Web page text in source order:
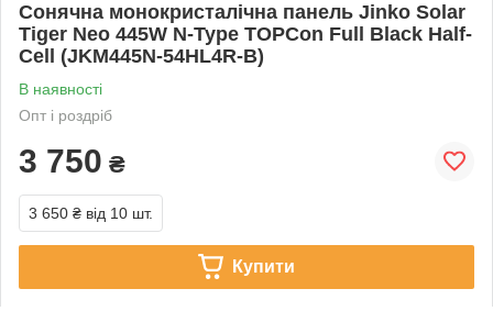
Сонячна монокристалічна панель Jinko Solar
Tiger Neo 445W N-Type TOPCon Full Black Half-
Cell (JKM445N-54HL4R-B)
В наявності
Опт і роздріб
3 750 ₴
3 650 ₴ від 10 шт.
Купити